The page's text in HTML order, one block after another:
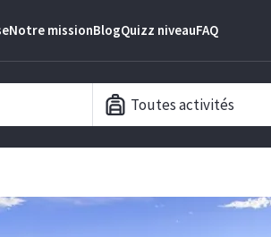
Notre missionBlogQuizz niveauFAQ
Toutes activités